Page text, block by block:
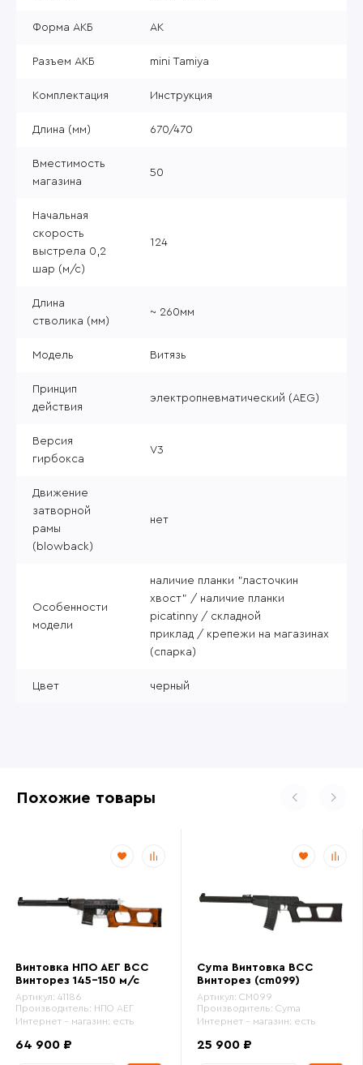
Форма АКБ АК
Разъем АКБ mini Tamiya
Комплектация Инструкция
Длина (мм) 670/470
Вместимость
магазина
50
Начальная
скорость
выстрела 0,2
шар (м/с)
124
Длина
стволика (мм)
~ 260мм
Модель Витязь
Принцип
действия
электропневматический (AEG)
Версия
гирбокса
V3
Движение
затворной
рамы
(blowback)
нет
Особенности
модели
наличие планки "ласточкин
хвост" / наличие планки
picatinny / складной
приклад / крепежи на магазинах
(спарка)
Цвет черный
Похожие товары
Винтовка НПО АЕГ ВСС
Винторез 145-150 м/с
Артикул: 41186
Производитель: НПО АЕГ
Интернет - магазин: есть
64 900 ₽
Cyma Винтовка ВСС
Винторез (cm099)
Артикул: CM099
Производитель: Cyma
Интернет - магазин: есть
25 900 ₽